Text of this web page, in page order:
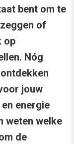
bent om te
of
op
Nóg
jouw
energie
weten welke
de